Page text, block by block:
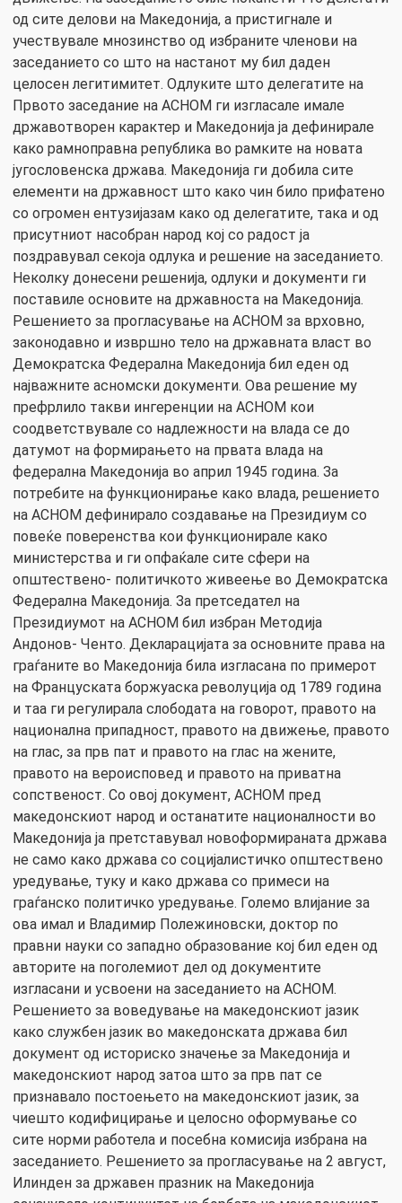
од сите делови на Македонија, а пристигнале и
учествувале мнозинство од избраните членови на
заседанието со што на настанот му бил даден
целосен легитимитет. Одлуките што делегатите на
Првото заседание на АСНОМ ги изгласале имале
државотворен карактер и Македонија ја дефинирале
како рамноправна република во рамките на новата
југословенска држава. Македонија ги добила сите
елементи на државност што како чин било прифатено
со огромен ентузијазам како од делегатите, така и од
присутниот насобран народ кој со радост ја
поздравувал секоја одлука и решение на заседанието.
Неколку донесени решенија, одлуки и документи ги
поставиле основите на државноста на Македонија.
Решението за прогласување на АСНОМ за врховно,
законодавно и извршно тело на државната власт во
Демократска Федерална Македонија бил еден од
најважните асномски документи. Ова решение му
префрлило такви ингеренции на АСНОМ кои
соодветствувале со надлежности на влада се до
датумот на формирањето на првата влада на
федерална Македонија во април 1945 година. За
потребите на функционирање како влада, решението
на АСНОМ дефинирало создавање на Президиум со
повеќе поверенства кои функционирале како
министерства и ги опфаќале сите сфери на
општествено- политичкото живеење во Демократска
Федерална Македонија. За претседател на
Президиумот на АСНОМ бил избран Методија
Андонов- Ченто. Декларацијата за основните права на
граѓаните во Македонија била изгласана по примерот
на Француската боржуаска револуција од 1789 година
и таа ги регулирала слободата на говорот, правото на
национална припадност, правото на движење, правото
на глас, за прв пат и правото на глас на жените,
правото на вероисповед и правото на приватна
сопственост. Со овој документ, АСНОМ пред
македонскиот народ и останатите националности во
Македонија ја претставувал новоформираната држава
не само како држава со социјалистичко општествено
уредување, туку и како држава со примеси на
граѓанско политичко уредување. Големо влијание за
ова имал и Владимир Полежиновски, доктор по
правни науки со западно образование кој бил еден од
авторите на поголемиот дел од документите
изгласани и усвоени на заседанието на АСНОМ.
Решението за воведување на македонскиот јазик
како службен јазик во македонската држава бил
документ од историско значење за Македонија и
македонскиот народ затоа што за прв пат се
признавало постоењето на македонскиот јазик, за
чиешто кодифицирање и целосно оформување со
сите норми работела и посебна комисија избрана на
заседанието. Решението за прогласување на 2 август,
Илинден за државен празник на Македонија